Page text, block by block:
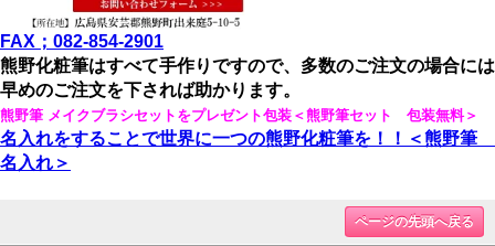
FAX；082-854-2901
熊野化粧筆はすべて手作りですので、多数のご注文の場合には
早めのご注文を下されば助かります。
熊野筆 メイクブラシセットをプレゼント包装＜熊野筆セット 包装無料＞
名入れをすることで世界に一つの熊野化粧筆を！！＜熊野筆
名入れ＞
ページの先頭へ戻る